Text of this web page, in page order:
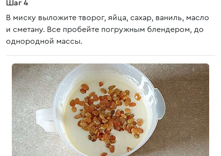
Шаг 4
В миску выложите творог, яйца, сахар, ваниль, масло
и сметану. Все пробейте погружным блендером, до
однородной массы.